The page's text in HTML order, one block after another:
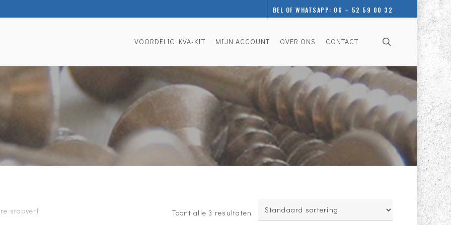
BEL OF WHATSAPP: 06 – 52 59 00 32
VOORDELIG KVA-KIT MIJN ACCOUNT OVER ONS CONTACT search
Toont alle 3 resultaten
stopverf